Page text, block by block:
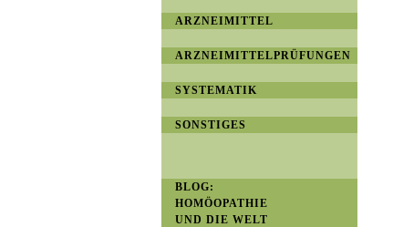
ARZNEIMITTEL
ARZNEIMITTELPRÜFUNGEN
SYSTEMATIK
SONSTIGES
BLOG:
HOMÖOPATHIE
UND DIE WELT